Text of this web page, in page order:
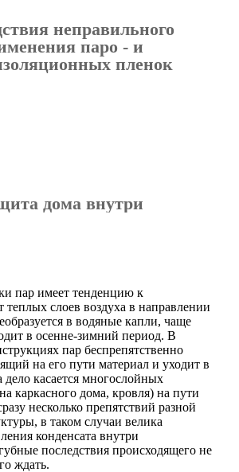
неправильного
паро - и
пленок
дома внутри
пар имеет тенденцию к
слоев воздуха в направлении
в водяные капли, чаще
в осенне-зимний период. В
пар беспрепятственно
на его пути материал и уходит в
касается многослойных
каркасного дома, кровля) на пути
несколько препятствий разной
в таком случаи велика
конденсата внутри
последствия происходящего не
ждать.